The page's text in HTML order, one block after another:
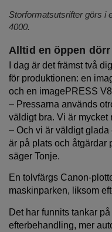
Storformatsutsrifter görs i
4000.
Alltid en öppen dörr
I dag är det främst två
för produktionen: en
och en imagePRESS
– Pressarna används
väldigt bra. Vi är mycket
– Och vi är väldigt
är på plats och åtgärdar
säger Tonje.
En tolvfärgs Canon-
maskinparken, liksom
Det har funnits tankar
efterbehandling, mer